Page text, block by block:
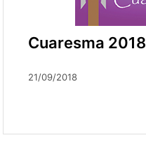
Cuaresma 2018
21/09/2018